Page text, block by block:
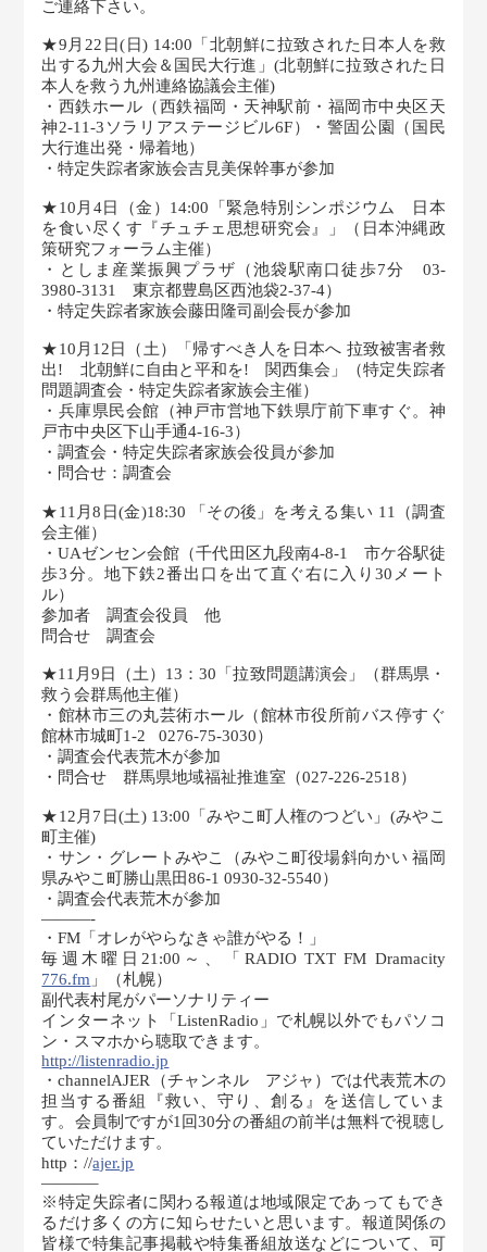
ご連絡下さい。
★9月22日(日) 14:00「北朝鮮に拉致された日本人を救
出する九州大会＆国民大行進」(北朝鮮に拉致された日
本人を救う九州連絡協議会主催)
・西鉄ホール（西鉄福岡・天神駅前・福岡市中央区天
神2-11-3ソラリアステージビル6F）・警固公園（国民
大行進出発・帰着地）
・特定失踪者家族会吉見美保幹事が参加
★10月4日（金）14:00「緊急特別シンポジウム 日本
を食い尽くす『チュチェ思想研究会』」（日本沖縄政
策研究フォーラム主催）
・としま産業振興プラザ（池袋駅南口徒歩7分 03-
3980-3131 東京都豊島区西池袋2-37-4）
・特定失踪者家族会藤田隆司副会長が参加
★10月12日（土）「帰すべき人を日本へ 拉致被害者救
出! 北朝鮮に自由と平和を! 関西集会」（特定失踪者
問題調査会・特定失踪者家族会主催）
・兵庫県民会館（神戸市営地下鉄県庁前下車すぐ。神
戸市中央区下山手通4-16-3）
・調査会・特定失踪者家族会役員が参加
・問合せ：調査会
★11月8日(金)18:30 「その後」を考える集い 11（調査
会主催）
・UAゼンセン会館（千代田区九段南4-8-1 市ケ谷駅徒
歩3分。地下鉄2番出口を出て直ぐ右に入り30メート
ル）
参加者 調査会役員 他
問合せ 調査会
★11月9日（土）13：30「拉致問題講演会」（群馬県・
救う会群馬他主催）
・館林市三の丸芸術ホール（館林市役所前バス停すぐ
館林市城町1-2 0276-75-3030）
・調査会代表荒木が参加
・問合せ 群馬県地域福祉推進室（027-226-2518）
★12月7日(土) 13:00「みやこ町人権のつどい」(みやこ
町主催)
・サン・グレートみやこ（みやこ町役場斜向かい 福岡
県みやこ町勝山黒田86-1 0930-32-5540）
・調査会代表荒木が参加
———-
・FM「オレがやらなきゃ誰がやる！」
毎週木曜日21:00～、「RADIO TXT FM Dramacity
776.fm 」（札幌）
副代表村尾がパーソナリティー
インターネット「ListenRadio」で札幌以外でもパソコ
ン・スマホから聴取できます。
http://listenradio.jp
・channelAJER（チャンネル アジャ）では代表荒木の
担当する番組『救い、守り、創る』を送信していま
す。会員制ですが1回30分の番組の前半は無料で視聴し
ていただけます。
http：//ajer.jp
———–
※特定失踪者に関わる報道は地域限定であってもでき
るだけ多くの方に知らせたいと思います。報道関係の
皆様で特集記事掲載や特集番組放送などについて、可